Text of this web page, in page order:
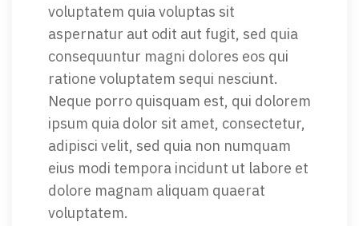
voluptatem quia voluptas sit
aspernatur aut odit aut fugit, sed quia
consequuntur magni dolores eos qui
ratione voluptatem sequi nesciunt.
Neque porro quisquam est, qui dolorem
ipsum quia dolor sit amet, consectetur,
adipisci velit, sed quia non numquam
eius modi tempora incidunt ut labore et
dolore magnam aliquam quaerat
voluptatem.